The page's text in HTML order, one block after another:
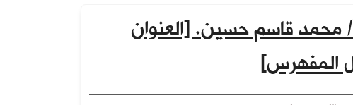
قاسم حسين. [العنوان
المفهرس]